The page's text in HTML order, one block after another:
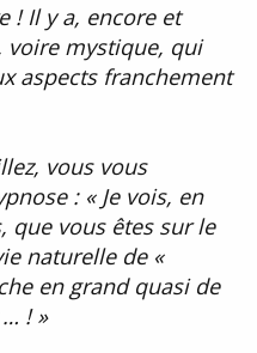
! Il y a, encore et
voire mystique, qui
aspects franchement
vous vous
: « Je vois, en
que vous êtes sur le
naturelle de «
en grand quasi de
! »